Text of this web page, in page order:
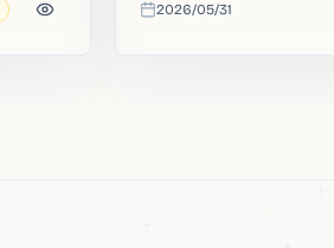
收录时间
2026/05/31